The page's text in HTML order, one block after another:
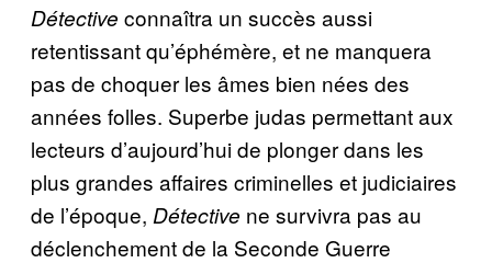
Détective connaîtra un succès aussi
retentissant qu’éphémère, et ne manquera
pas de choquer les âmes bien nées des
années folles. Superbe judas permettant aux
lecteurs d’aujourd’hui de plonger dans les
plus grandes affaires criminelles et judiciaires
de l’époque, Détective ne survivra pas au
déclenchement de la Seconde Guerre